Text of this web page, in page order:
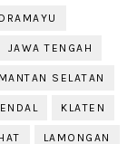
JAWA TENGAH
SELATAN
KLATEN
LAMONGAN